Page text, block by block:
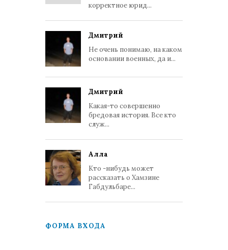
корректное юрид...
Дмитрий
Не очень понимаю, на каком
основании военных, да и...
Дмитрий
Какая-то совершенно
бредовая история. Все кто
служ...
Алла
Кто -нибудь может
рассказать о Хамзине
Габдульбаре...
ФОРМА ВХОДА